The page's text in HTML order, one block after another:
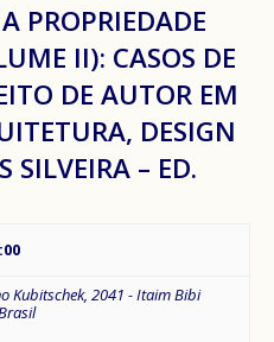
PROPRIEDADE
II): CASOS DE
DE AUTOR EM
DESIGN
SILVEIRA – ED.
Kubitschek, 2041 - Itaim Bibi